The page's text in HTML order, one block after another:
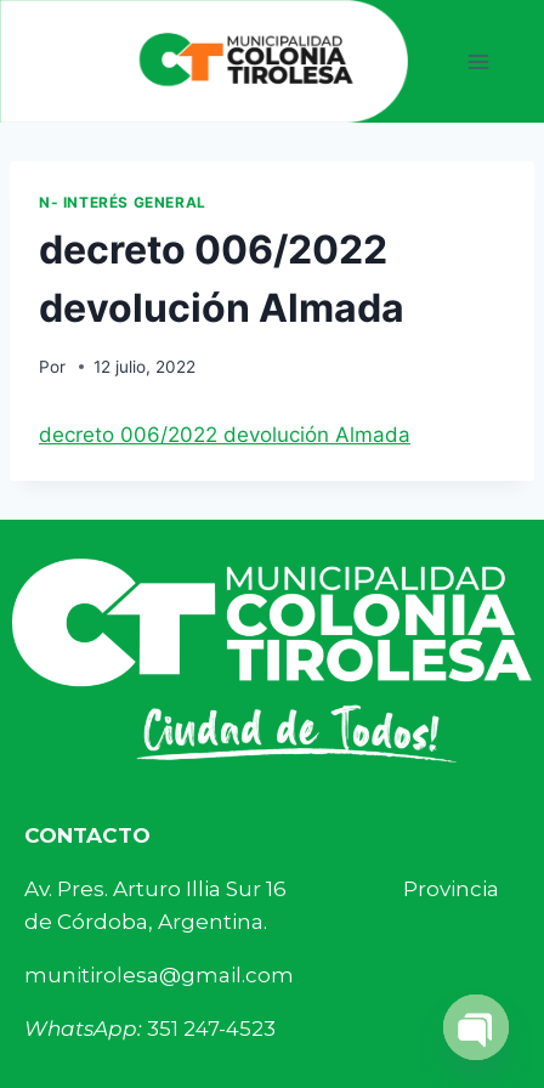
N- INTERÉS GENERAL
decreto 006/2022
devolución Almada
Por 12 julio, 2022
decreto 006/2022 devolución Almada
CONTACTO
Av. Pres. Arturo Illia Sur 16 Provincia
de Córdoba, Argentina.
munitirolesa@gmail.com
WhatsApp: 351 247-4523